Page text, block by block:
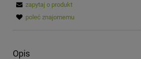
zapytaj o produkt
poleć znajomemu
Opis